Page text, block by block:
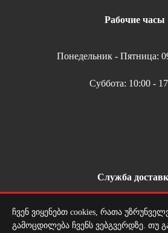
Рабочие часы
Понедельник - Пятница:
Суббота: 10:00 -
Служба
Доставка по всей
ჩვენ ვიყენებთ cookies, რათა
გამოცდილება ჩვენს ვებგვერდზე. თუ